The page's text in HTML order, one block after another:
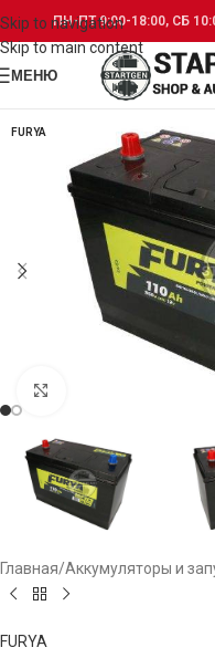
Skip to navigation
Skip to main content
ПН-ПТ 9:00-18:00, СБ
МЕНЮ
FURYA
Главная/Аккумуляторы и
FURYA